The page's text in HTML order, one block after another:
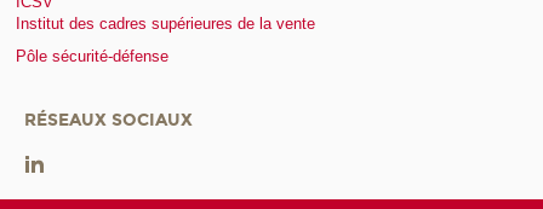
Institut des cadres supérieures de la vente
Pôle sécurité-défense
RÉSEAUX SOCIAUX